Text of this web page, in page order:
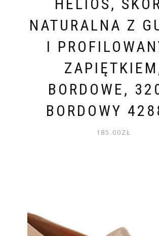
HELIOS,
NATURALNA Z
I
BORDOWE,
BORDOWY
185.00ZŁ